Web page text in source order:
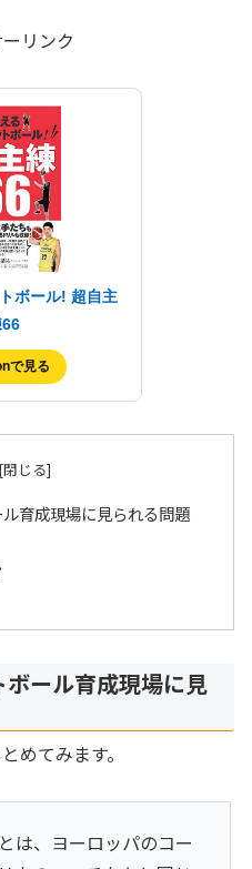
リンク
ボール! 超自主
で見る
育成現場に見られる問題
ール育成現場に見
めてみます。
は、ヨーロッパのコー